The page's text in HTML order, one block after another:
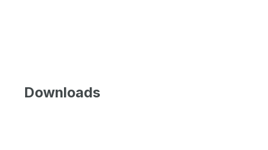
Downloads